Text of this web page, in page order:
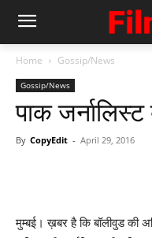
Home Gossip/News
Gossip/News
पाक जर्नालिस्‍ट
By CopyEdit - April 29, 2016
मुम्‍बई। ख़बर है कि बॉलीवुड की